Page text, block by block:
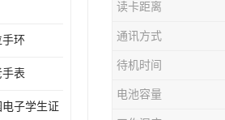
眠带
环
环
表
子学生证
读卡距离
通讯方式
待机时间
电池容量